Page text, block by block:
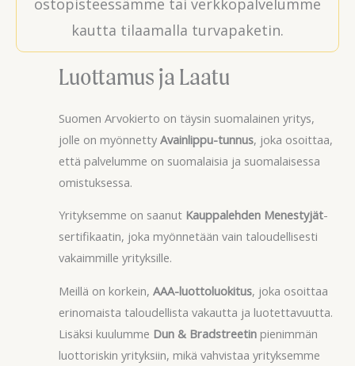
ostopisteessämme tai verkkopalvelumme
kautta tilaamalla turvapaketin.
Luottamus ja Laatu
Suomen Arvokierto on täysin suomalainen yritys,
jolle on myönnetty Avainlippu-tunnus, joka osoittaa,
että palvelumme on suomalaisia ja suomalaisessa
omistuksessa.
Yrityksemme on saanut Kauppalehden Menestyjät-
sertifikaatin, joka myönnetään vain taloudellisesti
vakaimmille yrityksille.
Meillä on korkein, AAA-luottoluokitus, joka osoittaa
erinomaista taloudellista vakautta ja luotettavuutta.
Lisäksi kuulumme Dun & Bradstreetin pienimmän
luottoriskin yrityksiin, mikä vahvistaa yrityksemme